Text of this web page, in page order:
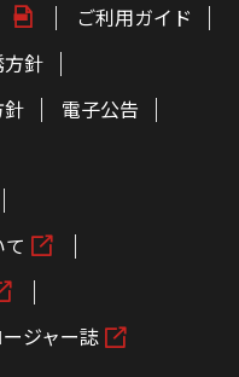
ご利用ガイド
針
電子公告
ジャー誌